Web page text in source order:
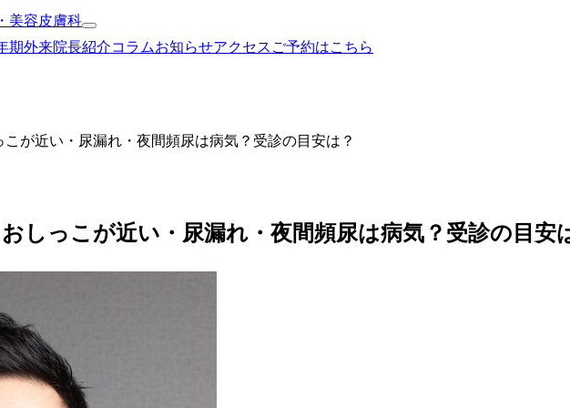
美容皮膚科
期外来院長紹介コラムお知らせアクセス ご予約はこちら
が近い・尿漏れ・夜間頻尿は病気？受診の目安は？
おしっこが近い・尿漏れ・夜間頻尿は病気？受診の目安